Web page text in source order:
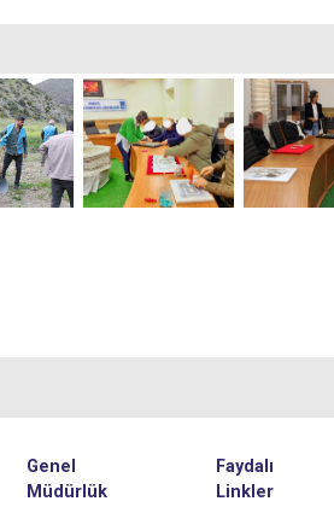
Genel
Müdürlük
Faydalı
Linkler